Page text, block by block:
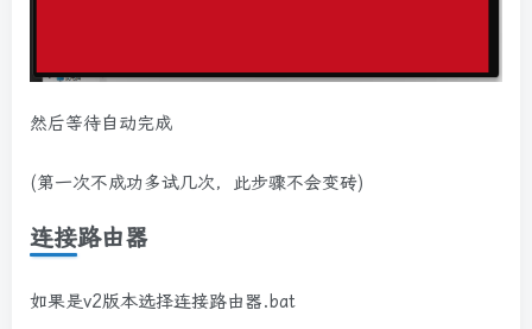
然后等待自动完成
(第一次不成功多试几次，此步骤不会变砖)
连接路由器
如果是v2版本选择连接路由器.bat